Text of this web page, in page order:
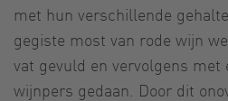
met hun verschillende
gegiste most van rode wijn
vat gevuld en vervolgens met
wijnpers gedaan. Door dit